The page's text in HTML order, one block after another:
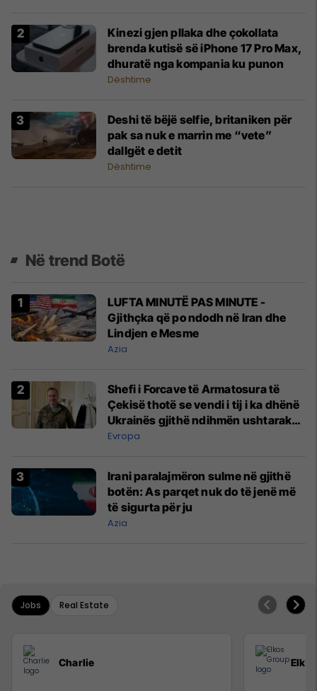
Kinezi gjen pllaka dhe çokollata
brenda kutisë së iPhone 17 Pro Max,
dhuratë nga kompania ku punon
Dështime
Deshi të bëjë selfie, britaniken për
pak sa nuk e marrin me “vete”
dallgët e detit
Dështime
Në trend Botë
LUFTA MINUTË PAS MINUTE -
Gjithçka që po ndodh në Iran dhe
Lindjen e Mesme
Azia
Shefi i Forcave të Armatosura të
Çekisë thotë se vendi i tij i ka dhënë
Ukrainës gjithë ndihmën ushtarake
që mundi
Evropa
Irani paralajmëron sulme në gjithë
botën: As parqet nuk do të jenë më
të sigurta për ju
Azia
Jobs Real Estate
Charlie